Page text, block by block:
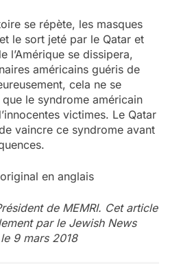
se répète, les masques
le sort jeté par le Qatar et
l’Amérique se dissipera,
américains guéris de
cela ne se
le syndrome américain
victimes. Le Qatar
vaincre ce syndrome avant
en anglais
de MEMRI. Cet article
par le Jewish News
9 mars 2018